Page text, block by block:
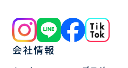
会社情報